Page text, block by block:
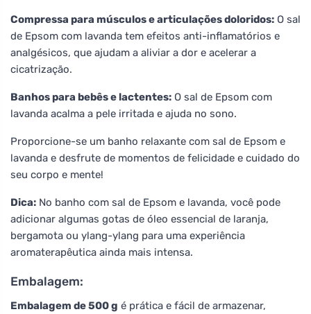
Compressa para músculos e articulações doloridos: O sal
de Epsom com lavanda tem efeitos anti-inflamatórios e
analgésicos, que ajudam a aliviar a dor e acelerar a
cicatrização.
Banhos para bebês e lactentes: O sal de Epsom com
lavanda acalma a pele irritada e ajuda no sono.
Proporcione-se um banho relaxante com sal de Epsom e
lavanda e desfrute de momentos de felicidade e cuidado do
seu corpo e mente!
Dica: No banho com sal de Epsom e lavanda, você pode
adicionar algumas gotas de óleo essencial de laranja,
bergamota ou ylang-ylang para uma experiência
aromaterapêutica ainda mais intensa.
Embalagem:
Embalagem de 500 g é prática e fácil de armazenar,